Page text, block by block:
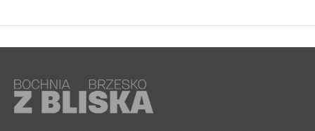
WYDARZENIA
05 sierpnia 2026
BRZESKO. Dożynki zaplanowano na 15 sierpnia